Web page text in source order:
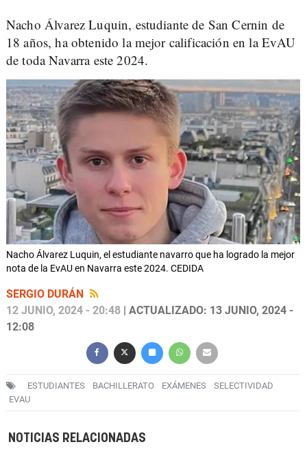
Nacho Álvarez Luquin, estudiante de San Cernin de
18 años, ha obtenido la mejor calificación en la EvAU
de toda Navarra este 2024.
Nacho Álvarez Luquin, el estudiante navarro que ha logrado la mejor
nota de la EvAU en Navarra este 2024. CEDIDA
SERGIO DURÁN
12 JUNIO, 2024 - 20:48 | ACTUALIZADO: 13 JUNIO, 2024 -
12:08
ESTUDIANTES BACHILLERATO EXÁMENES
SELECTIVIDAD
EVAU
NOTICIAS RELACIONADAS